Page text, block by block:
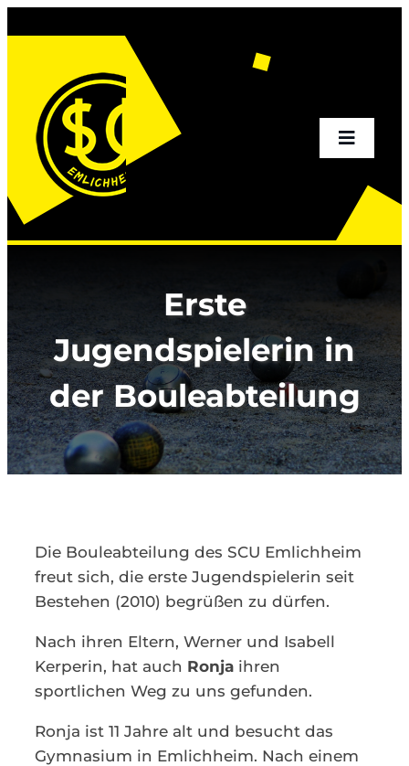
Toggle
Sportangebot
Verein
Kontakt
Erste
Jugendspielerin in
der Bouleabteilung
Die Bouleabteilung des SCU Emlichheim
freut sich, die erste Jugendspielerin seit
Bestehen (2010) begrüßen zu dürfen.
Nach ihren Eltern, Werner und Isabell
Kerperin, hat auch Ronjaihren
sportlichen Weg zu uns gefunden.
Ronja ist 11 Jahre alt und besucht das
Gymnasium in Emlichheim. Nach einem